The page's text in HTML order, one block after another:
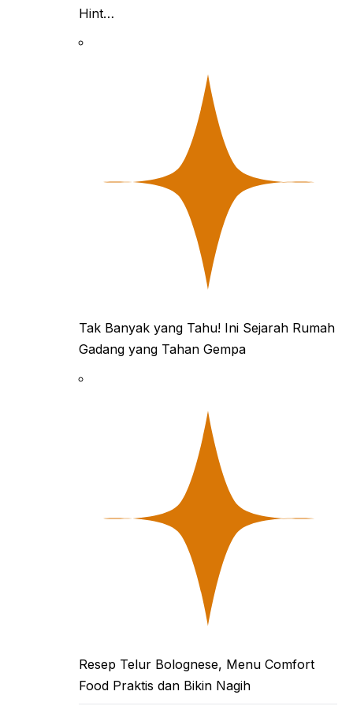
Hint…
Tak Banyak yang Tahu! Ini Sejarah Rumah
Gadang yang Tahan Gempa
Resep Telur Bolognese, Menu Comfort
Food Praktis dan Bikin Nagih